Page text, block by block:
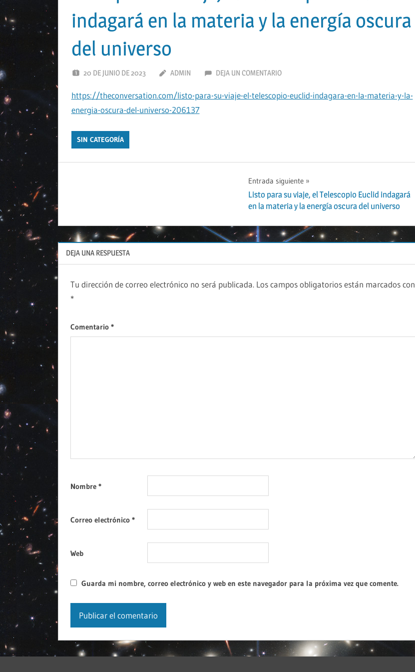
indagará en la materia y la energía oscura
del universo
20 DE JUNIO DE 2023 ADMIN DEJA UN COMENTARIO
https://theconversation.com/listo-para-su-viaje-el-telescopio-euclid-indagara-en-la-materia-y-la-
energia-oscura-del-universo-206137
SIN CATEGORÍA
entradas
Entrada siguiente
Listo para su viaje, el Telescopio Euclid indagará
en la materia y la energía oscura del universo
DEJA UNA RESPUESTA
Tu dirección de correo electrónico no será publicada. Los campos obligatorios están marcados con
*
Comentario *
Nombre *
Correo electrónico *
Web
Guarda mi nombre, correo electrónico y web en este navegador para la próxima vez que comente.